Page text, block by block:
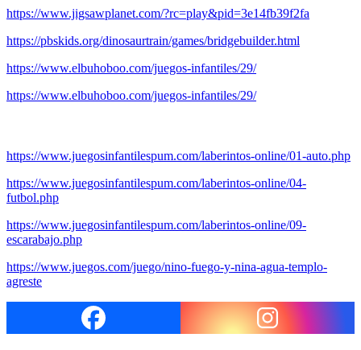
https://www.jigsawplanet.com/?rc=play&pid=3e14fb39f2fa
https://pbskids.org/dinosaurtrain/games/bridgebuilder.html
https://www.elbuhoboo.com/juegos-infantiles/29/
https://www.elbuhoboo.com/juegos-infantiles/29/
https://www.juegosinfantilespum.com/laberintos-online/01-auto.php
https://www.juegosinfantilespum.com/laberintos-online/04-
futbol.php
https://www.juegosinfantilespum.com/laberintos-online/09-
escarabajo.php
https://www.juegos.com/juego/nino-fuego-y-nina-agua-templo-
agreste